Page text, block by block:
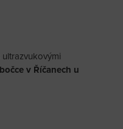
v Říčanech u